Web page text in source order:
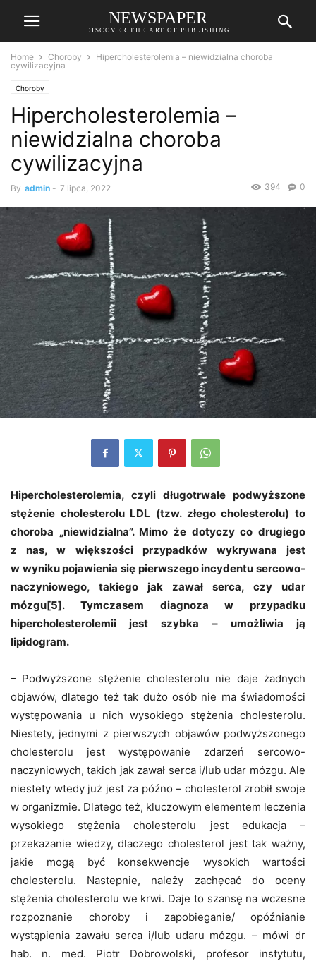
NEWSPAPER
DISCOVER THE ART OF PUBLISHING
Home Choroby
Hipercholesterolemia – niewidzialna choroba
cywilizacyjna
Choroby
Hipercholesterolemia –
niewidzialna choroba
cywilizacyjna
By admin - 7 lipca, 2022 0
394
Hipercholesterolemia, czyli długotrwałe podwyższone
stężenie cholesterolu LDL (tzw. złego cholesterolu) to
choroba „niewidzialna”. Mimo że dotyczy co drugiego
z nas, w większości przypadków wykrywana jest
w wyniku pojawienia się pierwszego incydentu sercowo-
naczyniowego, takiego jak zawał serca, czy udar
mózgu[5]. Tymczasem diagnoza w przypadku
hipercholesterolemii jest szybka – umożliwia ją
lipidogram.
– Podwyższone stężenie cholesterolu nie daje żadnych
objawów, dlatego też tak dużo osób nie ma świadomości
występowania u nich wysokiego stężenia cholesterolu.
Niestety, jednymi z pierwszych objawów podwyższonego
cholesterolu jest występowanie zdarzeń sercowo-
naczyniowych, takich jak zawał serca i/lub udar mózgu. Ale
niestety wtedy już jest za późno – cholesterol zrobił swoje
w organizmie. Dlatego też, kluczowym elementem leczenia
wysokiego stężenia cholesterolu jest edukacja –
przekazanie wiedzy, dlaczego cholesterol jest tak ważny,
jakie mogą być konsekwencje wysokich wartości
cholesterolu. Nastepnie, należy zachęcać do oceny
stężenia cholesterolu we krwi. Daje to szansę na wczesne
rozpoznanie choroby i zapobieganie/ opóźnianie
wystąpienia zawału serca i/lub udaru mózgu. – mówi dr
hab. n. med. Piotr Dobrowolski, profesor instytutu,